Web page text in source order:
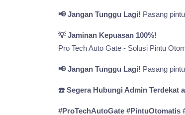
📢 Jangan Tunggu Lagi! Pasang
💡 Jaminan Kepuasan 100%!
Pro Tech Auto Gate - Solusi Pintu
📢 Jangan Tunggu Lagi! Pasang
☎️ Segera Hubungi Admin Terdekat
#ProTechAutoGate #PintuOtomatis